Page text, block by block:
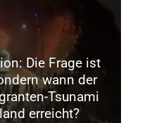
Die Frage ist
wann der
Tsunami
erreicht?